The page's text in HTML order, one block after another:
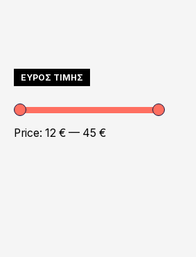
ΕΥΡΟΣ ΤΙΜΗΣ
Price: 12 € — 45 €